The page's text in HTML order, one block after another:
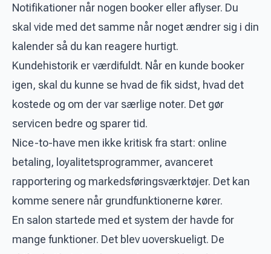
Notifikationer når nogen booker eller aflyser. Du
skal vide med det samme når noget ændrer sig i din
kalender så du kan reagere hurtigt.
Kundehistorik er værdifuldt. Når en kunde booker
igen, skal du kunne se hvad de fik sidst, hvad det
kostede og om der var særlige noter. Det gør
servicen bedre og sparer tid.
Nice-to-have men ikke kritisk fra start: online
betaling, loyalitetsprogrammer, avanceret
rapportering og markedsføringsværktøjer. Det kan
komme senere når grundfunktionerne kører.
En salon startede med et system der havde for
mange funktioner. Det blev uoverskueligt. De